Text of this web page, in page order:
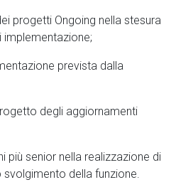
progetti Ongoing nella stesura
implementazione;
prevista dalla
degli aggiornamenti
più senior nella realizzazione di
della funzione.